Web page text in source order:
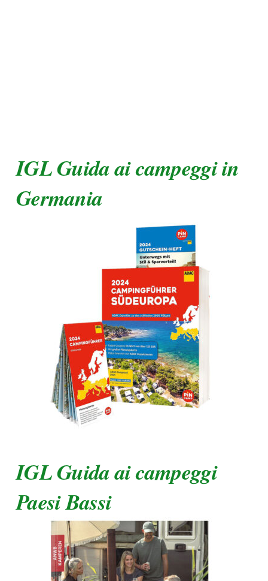
IGL Guida ai campeggi in
Germania
IGL Guida ai campeggi
Paesi Bassi